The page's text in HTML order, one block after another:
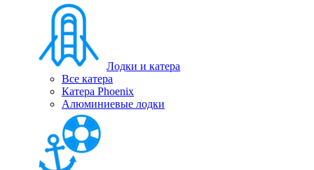
Лодки и катера
Все катера
Катера Phoenix
Алюминиевые лодки